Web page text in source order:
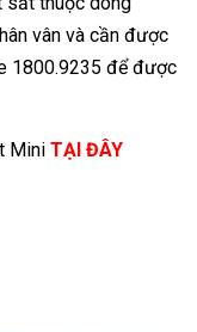
vân và cần được
1800.9235 để được
Mini TẠI ĐÂY